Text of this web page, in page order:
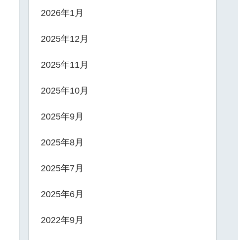
2026年1月
2025年12月
2025年11月
2025年10月
2025年9月
2025年8月
2025年7月
2025年6月
2022年9月